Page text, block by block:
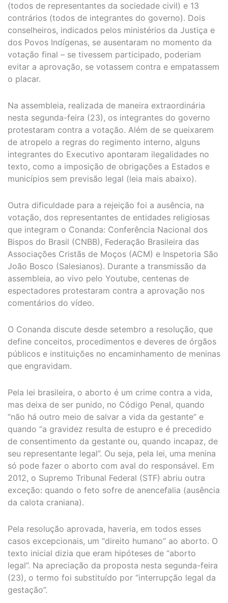
(todos de representantes da sociedade civil) e 13
contrários (todos de integrantes do governo). Dois
conselheiros, indicados pelos ministérios da Justiça e
dos Povos Indígenas, se ausentaram no momento da
votação final – se tivessem participado, poderiam
evitar a aprovação, se votassem contra e empatassem
o placar.
Na assembleia, realizada de maneira extraordinária
nesta segunda-feira (23), os integrantes do governo
protestaram contra a votação. Além de se queixarem
de atropelo a regras do regimento interno, alguns
integrantes do Executivo apontaram ilegalidades no
texto, como a imposição de obrigações a Estados e
municípios sem previsão legal (leia mais abaixo).
Outra dificuldade para a rejeição foi a ausência, na
votação, dos representantes de entidades religiosas
que integram o Conanda: Conferência Nacional dos
Bispos do Brasil (CNBB), Federação Brasileira das
Associações Cristãs de Moços (ACM) e Inspetoria São
João Bosco (Salesianos). Durante a transmissão da
assembleia, ao vivo pelo Youtube, centenas de
espectadores protestaram contra a aprovação nos
comentários do vídeo.
O Conanda discute desde setembro a resolução, que
define conceitos, procedimentos e deveres de órgãos
públicos e instituições no encaminhamento de meninas
que engravidam.
Pela lei brasileira, o aborto é um crime contra a vida,
mas deixa de ser punido, no Código Penal, quando
“não há outro meio de salvar a vida da gestante” e
quando “a gravidez resulta de estupro e é precedido
de consentimento da gestante ou, quando incapaz, de
seu representante legal”. Ou seja, pela lei, uma menina
só pode fazer o aborto com aval do responsável. Em
2012, o Supremo Tribunal Federal (STF) abriu outra
exceção: quando o feto sofre de anencefalia (ausência
da calota craniana).
Pela resolução aprovada, haveria, em todos esses
casos excepcionais, um “direito humano” ao aborto. O
texto inicial dizia que eram hipóteses de “aborto
legal”. Na apreciação da proposta nesta segunda-feira
(23), o termo foi substituído por “interrupção legal da
gestação”.